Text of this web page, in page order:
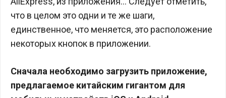
что в целом это одни и те же шаги,
единственное, что меняется, это расположение
некоторых кнопок в приложении.
Сначала необходимо загрузить приложение,
предлагаемое китайским гигантом для